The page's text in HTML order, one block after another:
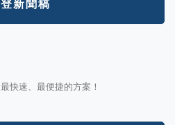
新聞稿
快速、最便捷的方案！